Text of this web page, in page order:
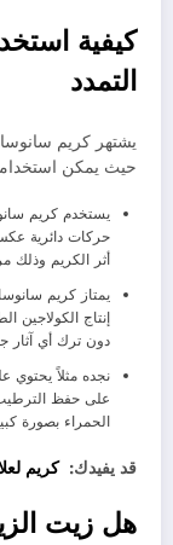
كيفية
التمدد
يشتهر كريم
حيث يمكن
يستخدم كريم
أثر الكريم وذلك
يمتاز كريم
إنتاج الكولاجين
دون ترك أي آثار
نجده مثلاً يحتوي
على حفظ
الحمراء بصورة
قد يفيدك: كريم
هل زيت